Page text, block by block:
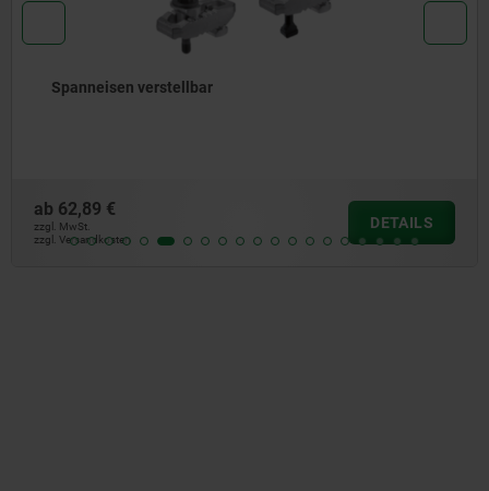
23,13 €
zzgl. Versandkosten